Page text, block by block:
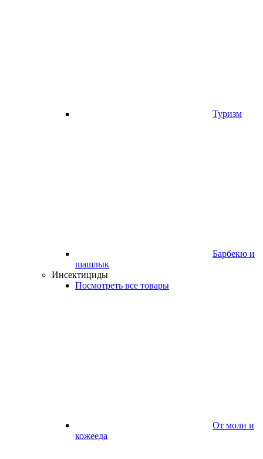
Туризм
Барбекю и
шашлык
Инсектициды
Посмотреть все товары
От моли и
кожееда